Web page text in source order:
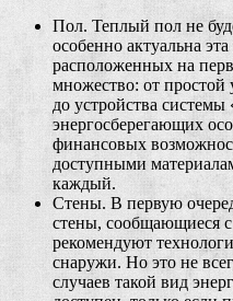
Пол. Теплый пол не
особенно актуальна
расположенных на
множество: от простой
до устройства
энергосберегающих
финансовых
доступными
каждый.
Стены. В первую
стены, сообщающиеся
рекомендуют
снаружи. Но это не
случаев такой вид